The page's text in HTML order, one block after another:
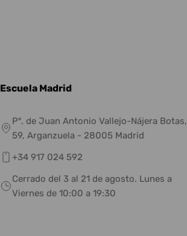
Escuela Madrid
Pº. de Juan Antonio Vallejo-Nájera Botas,
59, Arganzuela - 28005 Madrid
+34 917 024 592
Cerrado del 3 al 21 de agosto. Lunes a
Viernes de 10:00 a 19:30